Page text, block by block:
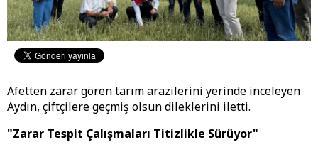
Afetten zarar gören tarım arazilerini yerinde inceleyen
Aydın, çiftçilere geçmiş olsun dileklerini iletti.
​"Zarar Tespit Çalışmaları Titizlikle Sürüyor"